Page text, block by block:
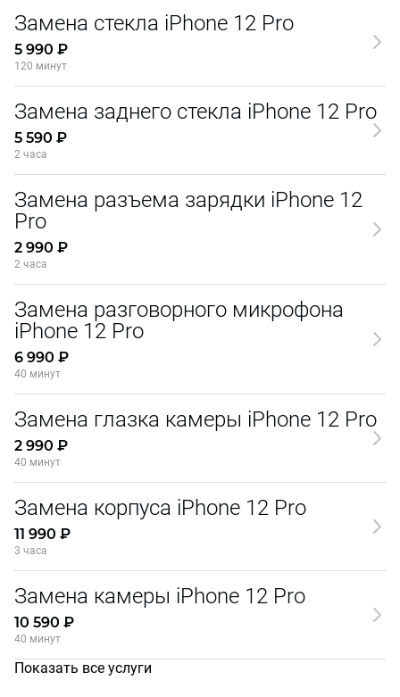
Замена стекла iPhone 12 Pro
5 990 ₽
120 минут
Замена заднего стекла iPhone 12 Pro
5 590 ₽
2 часа
Замена разъема зарядки iPhone 12
Pro
2 990 ₽
2 часа
Замена разговорного микрофона
iPhone 12 Pro
6 990 ₽
40 минут
Замена глазка камеры iPhone 12 Pro
2 990 ₽
40 минут
Замена корпуса iPhone 12 Pro
11 990 ₽
3 часа
Замена камеры iPhone 12 Pro
10 590 ₽
40 минут
Показать все услуги